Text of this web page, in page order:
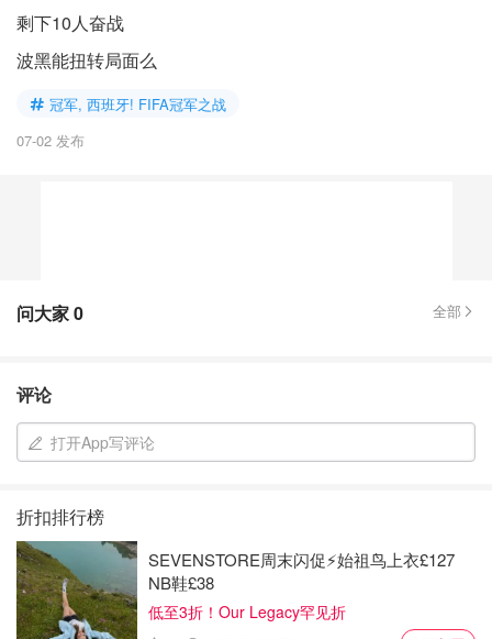
剩下10人奋战
波黑能扭转局面么
冠军, 西班牙! FIFA冠军之战
07-02 发布
问大家0 全部
评论
打开App写评论
折扣排行榜
SEVENSTORE周末闪促⚡️始祖鸟上衣£127
NB鞋£38
低至3折！Our Legacy罕见折